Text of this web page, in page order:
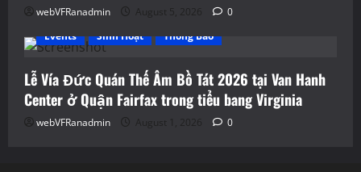
webVFRanadmin August 5, 2026
0
Events
Sinh Hoạt Thông Báo
Lễ Vía Đức Quán Thế Âm Bồ Tát 2026 tại Van Hanh
Center ở Quận Fairfax trong tiểu bang Virginia
webVFRanadmin August 1, 2026 0